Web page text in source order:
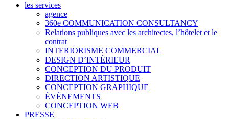
les services
agence
360e COMMUNICATION CONSULTANCY
Relations publiques avec les architectes, l’hôtelet et le
contrat
INTERIORISME COMMERCIAL
DESIGN D’INTÉRIEUR
CONCEPTION DU PRODUIT
DIRECTION ARTISTIQUE
CONCEPTION GRAPHIQUE
ÉVÉNEMENTS
CONCEPTION WEB
PRESSE